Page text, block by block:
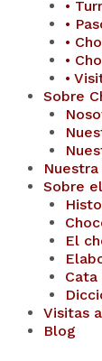
•
•
•
•
•
Sobre
Sobre
El
Cata
Visitas
Blog